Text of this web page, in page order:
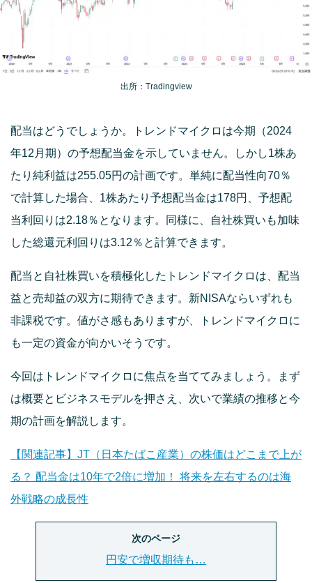
出所：Tradingview
配当はどうでしょうか。トレンドマイクロは今期（2024
年12月期）の予想配当金を示していません。しかし1株あ
たり純利益は255.05円の計画です。単純に配当性向70％
で計算した場合、1株あたり予想配当金は178円、予想配
当利回りは2.18％となります。同様に、自社株買いも加味
した総還元利回りは3.12％と計算できます。
配当と自社株買いを積極化したトレンドマイクロは、配当
益と売却益の双方に期待できます。新NISAならいずれも
非課税です。値がさ感もありますが、トレンドマイクロに
も一定の資金が向かいそうです。
今回はトレンドマイクロに焦点を当ててみましょう。まず
は概要とビジネスモデルを押さえ、次いで業績の推移と今
期の計画を解説します。
【関連記事】JT（日本たばこ産業）の株価はどこまで上が
る？ 配当金は10年で2倍に増加！ 将来を左右するのは海
外戦略の成長性
次のページ
円安で増収期待も…